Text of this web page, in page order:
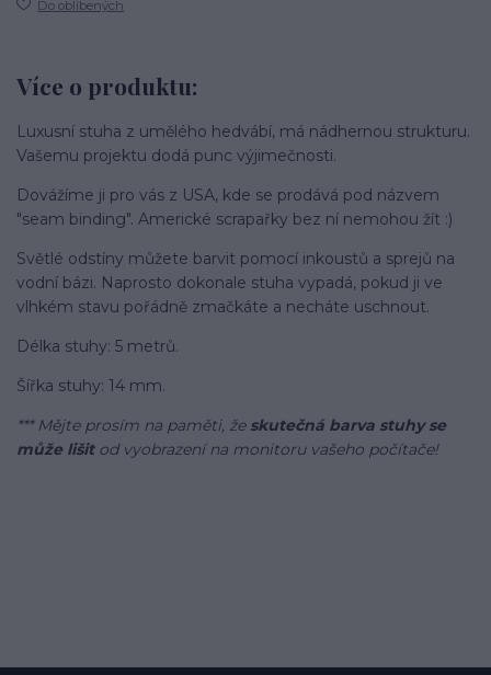
Do oblíbených
Více o produktu:
Luxusní stuha z umělého hedvábí, má nádhernou strukturu.
Vašemu projektu dodá punc výjimečnosti.
Dovážíme ji pro vás z USA, kde se prodává pod názvem
"seam binding". Americké scrapařky bez ní nemohou žít :)
Světlé odstíny můžete barvit pomocí inkoustů a sprejů na
vodní bázi. Naprosto dokonale stuha vypadá, pokud ji ve
vlhkém stavu pořádně zmačkáte a necháte uschnout.
Délka stuhy: 5 metrů.
Šířka stuhy: 14 mm.
*** Mějte prosím na paměti, že skutečná barva stuhy se
může lišitod vyobrazení na monitoru vašeho počítače!